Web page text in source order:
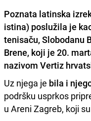
Poznata latinska
istina) poslužila je
tenisaču, Slobodanu
Brene, koji je 20.
nazivom Vertiz
Uz njega je bila i
podršku usprkos
u Areni Zagreb, koji